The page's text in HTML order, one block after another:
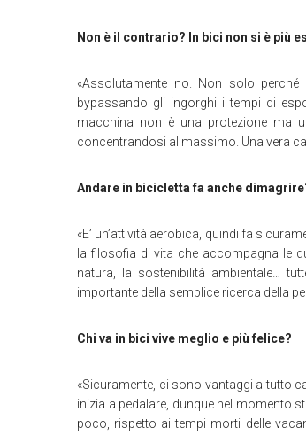
Non è il contrario? In bici non si è più
«Assolutamente no. Non solo
bypassando gli ingorghi i tempi di
macchina non è una protezione ma
concentrandosi al massimo. Una vera
Andare in bicicletta fa anche
«E’ un’attività aerobica, quindi fa
la filosofia di vita che accompagna le
natura, la sostenibilità ambientale…
importante della semplice ricerca della
Chi va in bici vive meglio e più felice?
«Sicuramente, ci sono vantaggi a tutto
inizia a pedalare, dunque nel momento
poco, rispetto ai tempi morti delle